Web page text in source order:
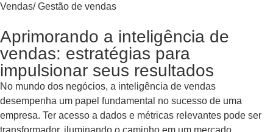
Vendas/Gestão de vendas
Aprimorando a inteligência de
vendas: estratégias para
impulsionar seus resultados
No mundo dos negócios, a inteligência de vendas
desempenha um papel fundamental no sucesso de uma
empresa. Ter acesso a dados e métricas relevantes pode ser
transformador, iluminando o caminho em um mercado